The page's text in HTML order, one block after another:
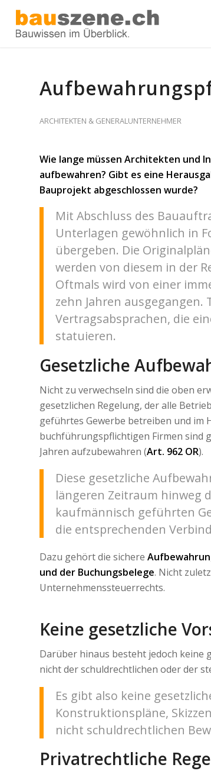
ARCHITEKTEN & GENERALUNTERNEHMER
Wie lange müssen Architekten und
aufbewahren? Gibt es eine
Bauprojekt abgeschlossen wurde?
Mit Abschluss des
Unterlagen gewöhnlich in
übergeben. Die
werden von diesem in der
Oftmals wird von einer
zehn Jahren
Vertragsabsprachen, die
statuieren.
Gesetzliche
Nicht zu verwechseln sind die oben
gesetzlichen Regelung, der alle
geführtes Gewerbe betreiben und im
buchführungspflichtigen Firmen sind
Jahren aufzubewahren (Art. 962 OR).
Diese gesetzliche
längeren Zeitraum hinweg
kaufmännisch geführten
die entsprechenden
Dazu gehört die sichere
und der Buchungsbelege. Nicht
Unternehmenssteuerrechts.
Keine gesetzliche
Darüber hinaus besteht jedoch keine
nicht der schuldrechtlichen oder der
Es gibt also keine
Konstruktionspläne,
nicht schuldrechtlichen
Privatrechtliche